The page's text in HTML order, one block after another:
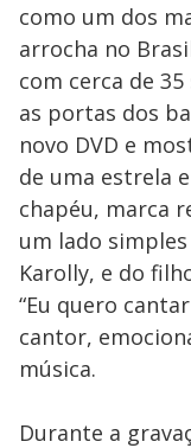
como um dos
arrocha no
com cerca de
as portas dos
novo DVD e
de uma estrela
chapéu, marca
um lado
Karolly, e do
“Eu quero
cantor,
música.
Durante a